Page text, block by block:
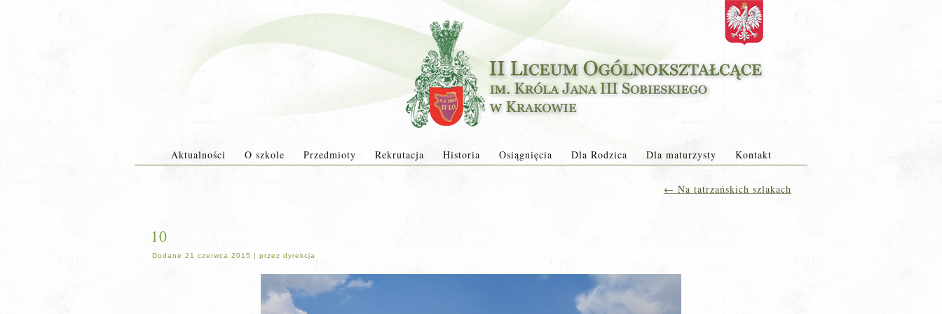
Aktualności O szkole Przedmioty Rekrutacja Historia Osiągnięcia Dla Rodzica Dla maturzysty Kontakt
← Na tatrzańskich szlakach
10
Dodane 21 czerwca 2015 | przez dyrekcja